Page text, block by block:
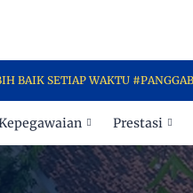
WAKTU #PANGGABIKINBANGGA
Prestasi